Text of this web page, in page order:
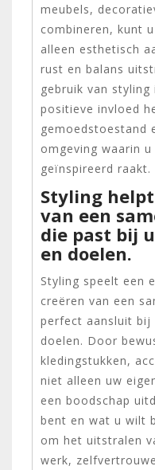
meubels,
combineren, kunt
alleen esthetisch
rust en balans
gebruik van
positieve invloed
gemoedstoestand
omgeving waarin
geïnspireerd raakt.
Styling
van een
die past bij
en doelen.
Styling speelt een
creëren van een
perfect aansluit bij
doelen. Door
kledingstukken,
niet alleen uw
een boodschap
bent en wat u wilt
om het uitstralen
werk,